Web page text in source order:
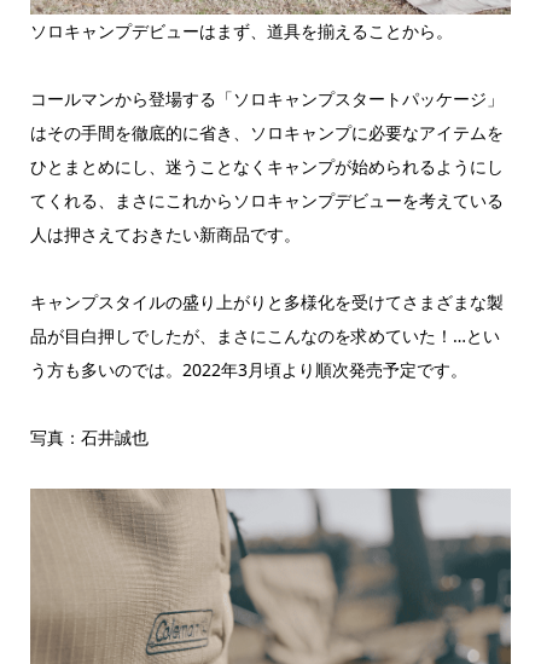
ソロキャンプデビューはまず、道具を揃えることから。
コールマンから登場する「ソロキャンプスタートパッケージ」
はその手間を徹底的に省き、ソロキャンプに必要なアイテムを
ひとまとめにし、迷うことなくキャンプが始められるようにし
てくれる、まさにこれからソロキャンプデビューを考えている
人は押さえておきたい新商品です。
キャンプスタイルの盛り上がりと多様化を受けてさまざまな製
品が目白押しでしたが、まさにこんなのを求めていた！…とい
う方も多いのでは。2022年3月頃より順次発売予定です。
写真：石井誠也